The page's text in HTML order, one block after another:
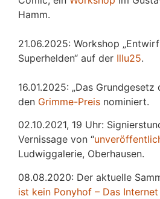
Hamm.
21.06.2025: Workshop
Superhelden“ auf der Illu25.
16.01.2025: „Das
den Grimme-Preis nominiert.
02.10.2021, 19 Uhr:
Vernissage von “
Ludwiggalerie, Oberhausen.
08.08.2020: Der aktuelle
ist kein Ponyhof – Das